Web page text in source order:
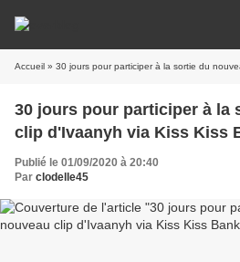
Accueil » 30 jours pour participer à la sortie du nouveau
30 jours pour participer à la
clip d'Ivaanyh via
Publié le 01/09/2020 à 20:40
Par clodelle45